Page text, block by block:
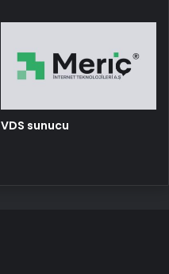
VDS sunucu